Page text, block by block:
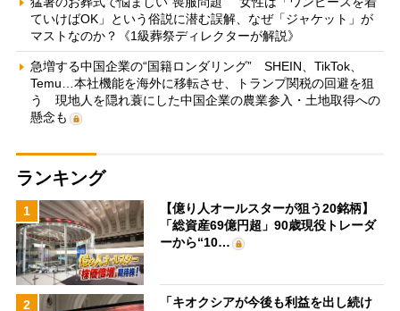
ていけばOK」という俗説に潜む誤解、なぜ「ジャケット」が
マストなのか？《1級葬祭ディレクターが解説》
急増する中国企業の“国籍ロンダリング” SHEIN、TikTok、
Temu…本社機能を海外に移転させ、トランプ関税の回避を狙
う 現地人を隠れ蓑にした中国企業の農業参入・土地取得への
懸念も
ランキング
1
【億り人オールスターが狙う20銘柄】
「総資産69億円超」90歳現役トレーダ
ーから“10…
2
「キオクシアが今後も利益を出し続け